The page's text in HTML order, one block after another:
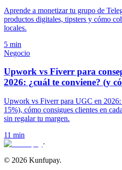
Aprende a monetizar tu grupo de
productos digitales, tipsters y cómo
locales.
5 min
Negocio
Upwork vs Fiverr para
2026: ¿cuál te conviene? (y
Upwork vs Fiverr para UGC en
15%), cómo consigues clientes en
sin regalar tu margen.
11 min
·
© 2026 Kunfupay.